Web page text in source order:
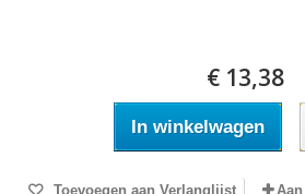
€ 13,38
In winkelwagen
Toevoegen aan Verlanglijst